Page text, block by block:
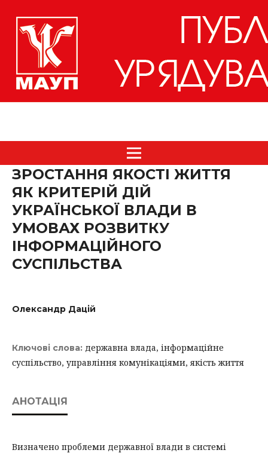
ЗРОСТАННЯ ЯКОСТІ ЖИТТЯ
ЯК КРИТЕРІЙ ДІЙ
УКРАЇНСЬКОЇ ВЛАДИ В
УМОВАХ РОЗВИТКУ
ІНФОРМАЦІЙНОГО
СУСПІЛЬСТВА
Олександр Дацій
Ключові слова: державна влада, інформаційне
суспільство, управління комунікаціями, якість життя
АНОТАЦІЯ
Визначено проблеми державної влади в системі